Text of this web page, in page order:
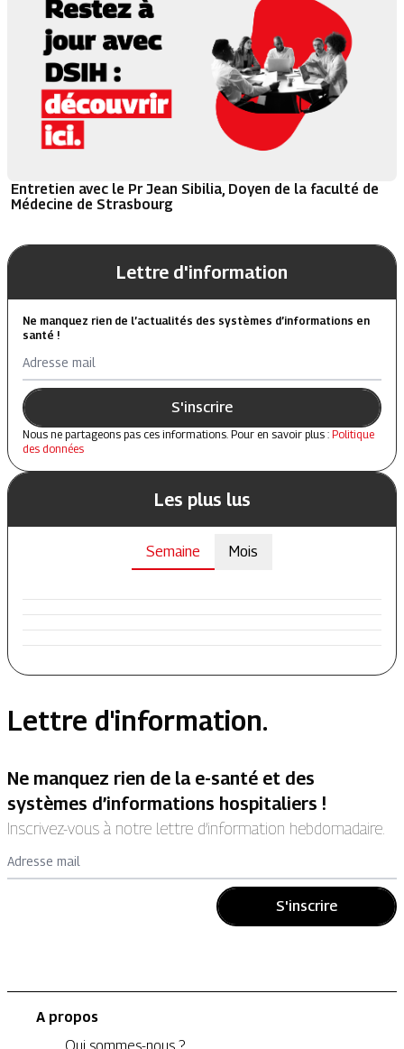
Entretien avec le Pr Jean Sibilia, Doyen de la faculté de
Médecine de Strasbourg
Lettre d'information
Ne manquez rien de l’actualités des systèmes d’informations en
santé !
Adresse mail
S'inscrire
Nous ne partageons pas ces informations. Pour en savoir plus : Politique
des données
Les plus lus
Semaine Mois
Lettre d'information.
Ne manquez rien de la e-santé et des
systèmes d’informations hospitaliers !
Inscrivez-vous à notre lettre d’information hebdomadaire.
Adresse mail
S'inscrire
A propos